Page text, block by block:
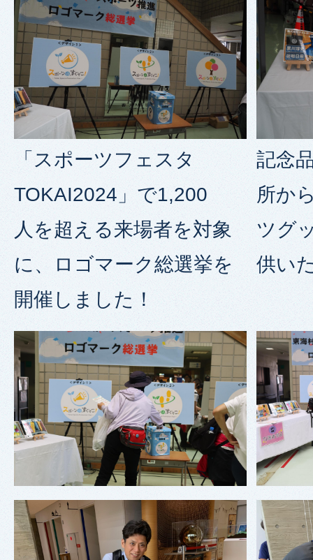
「スポーツフェスタ
TOKAI2024」で1,200
人を超える来場者を対象
に、ロゴマーク総選挙を
開催しました！
記念
所か
ツグ
供い